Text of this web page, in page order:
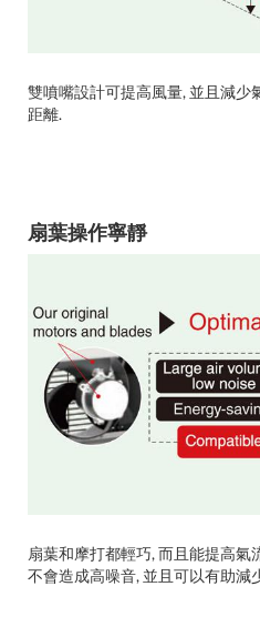
雙噴嘴設計可提高風量, 並且減少
距離.
扇葉操作寧靜
扇葉和摩打都輕巧, 而且能提高氣
不會造成高噪音, 並且可以有助減